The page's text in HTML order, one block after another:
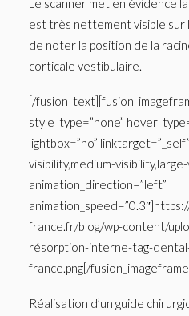
Le scanner met en évidence
est très nettement visible sur
de noter la position de la
corticale vestibulaire.
[/
style_type=”none”
lightbox=”no”
visibility,medium-visibility,large-
animation_direction=”left”
france.fr/blog/wp-content/
résorption-interne-tag-
france.png[/
Réalisation d’un guide